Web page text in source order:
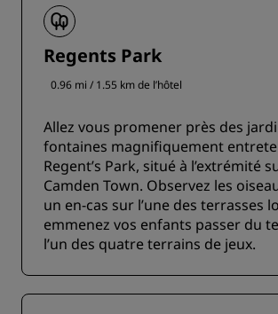
Regents Park
0.96 mi / 1.55 km de l’hôtel
Allez vous promener près des
fontaines magnifiquement
Regent’s Park, situé à l’extrémité
Camden Town. Observez les
un en-cas sur l’une des terrasses
emmenez vos enfants passer du
l’un des quatre terrains de jeux.